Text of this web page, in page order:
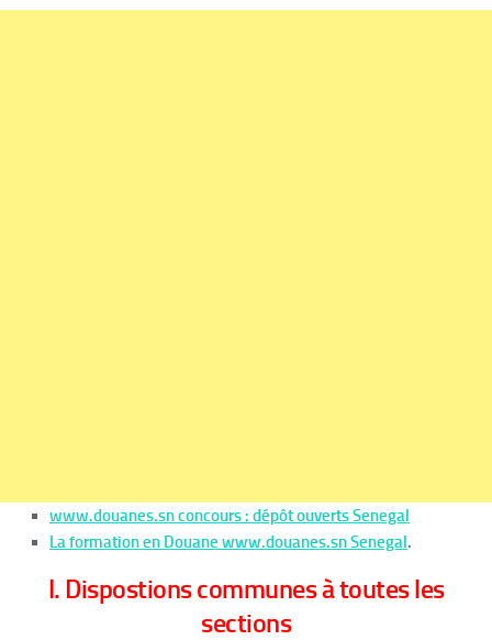
www.douanes.sn concours : dépôt ouverts Senegal
La formation en Douane www.douanes.sn Senegal.
I. Dispostions communes à toutes les
sections